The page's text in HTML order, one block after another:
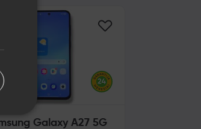
Galaxy A27 5G